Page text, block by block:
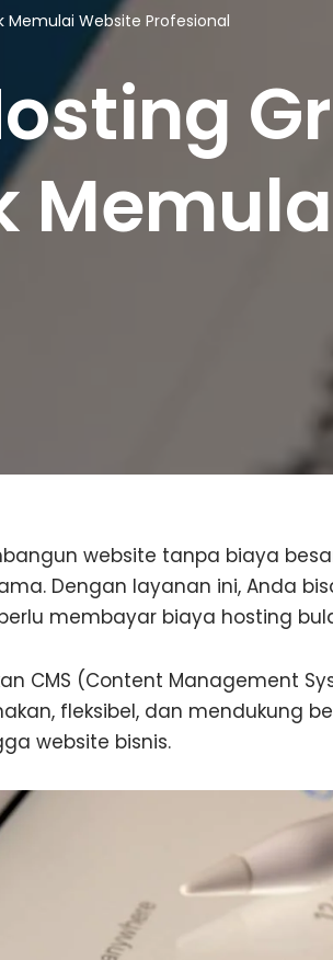
Memulai Website Profesional
website tanpa biaya
Dengan layanan ini, Anda
membayar biaya hosting
CMS (Content Management
fleksibel, dan mendukung
website bisnis.